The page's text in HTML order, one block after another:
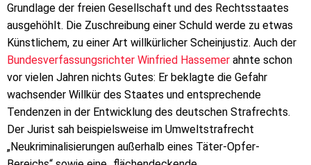
Grundlage der freien Gesellschaft und des Rechtsstaates
ausgehöhlt. Die Zuschreibung einer Schuld werde zu etwas
Künstlichem, zu einer Art willkürlicher Scheinjustiz. Auch der
Bundesverfassungsrichter Winfried Hassemer ahnte schon
vor vielen Jahren nichts Gutes: Er beklagte die Gefahr
wachsender Willkür des Staates und entsprechende
Tendenzen in der Entwicklung des deutschen Strafrechts.
Der Jurist sah beispielsweise im Umweltstrafrecht
„Neukriminalisierungen außerhalb eines Täter-Opfer-